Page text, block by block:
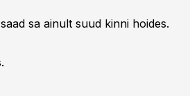
sa ainult suud kinni hoides.